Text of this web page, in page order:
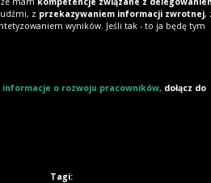
z przekazywaniem informacji zwrotnej,
wyników. Jeśli tak - to ja będę tym
informacje o rozwoju pracowników, dołącz do
Tagi: